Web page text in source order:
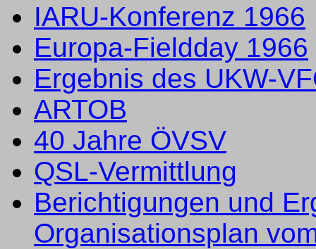
IARU-Konferenz 1966
Europa-Fieldday 1966
Ergebnis des UKW-
ARTOB
40 Jahre ÖVSV
QSL-Vermittlung
Berichtigungen und
Organisationsplan